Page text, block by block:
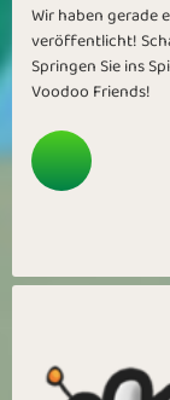
Wir haben gerade
veröffentlicht!
Springen Sie ins
Voodoo Friends!